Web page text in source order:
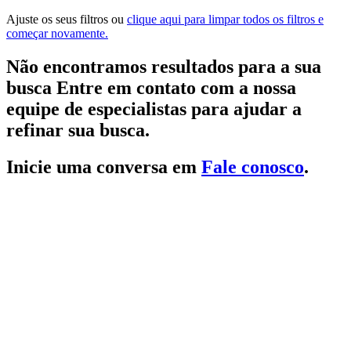
Ajuste os seus filtros ou clique aqui para limpar todos os filtros e
começar novamente.
Não encontramos resultados para a sua
busca Entre em contato com a nossa
equipe de especialistas para ajudar a
refinar sua busca.
Inicie uma conversa em Fale conosco.